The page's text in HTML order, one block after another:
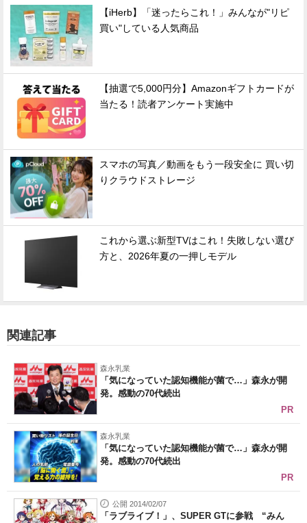
【iHerb】「迷ったらこれ！」みんなが"リピ
買い"している人気商品
【抽選で5,000円分】Amazonギフトカードが
当たる！読者アンケート実施中
スマホの写真／動画をもう一段安全に 買い切
りクラウドストレージ
これから選ぶ新型TVはこれ！失敗しない選び
方と、2026年夏の一押しモデル
関連記事
森永乳業
「気になっていた認知機能が菌で…」森永が開
発。感動の70代続出
PR
森永乳業
「気になっていた認知機能が菌で…」森永が開
発。感動の70代続出
PR
公開 2014/02/07
「ラブライブ！」、SUPER GTに参戦 “みん